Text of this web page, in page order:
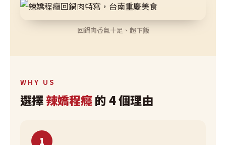
回鍋肉香氣十足、超下飯
WHY US
選擇辣嬌程癮的 4 個理由
1